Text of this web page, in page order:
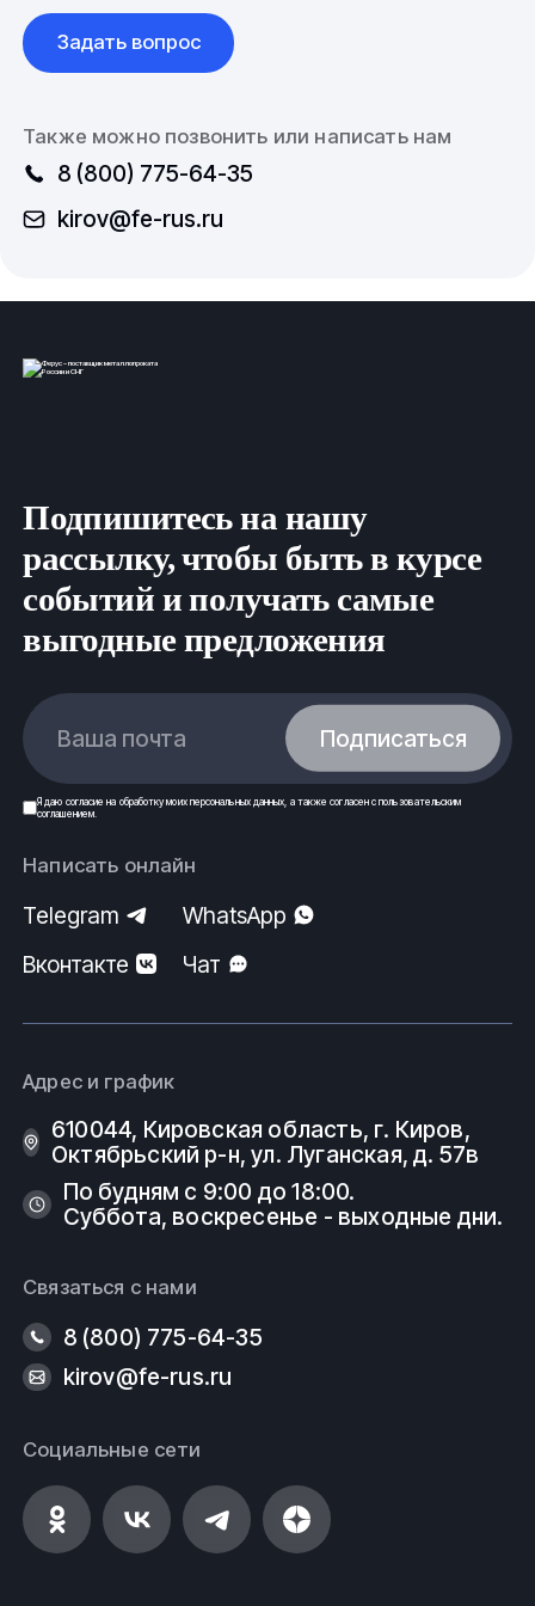
Задать вопрос
Также можно позвонить или написать нам
8 (800) 775-64-35
kirov@fe-rus.ru
Подпишитесь на нашу
рассылку, чтобы быть в курсе
событий и получать самые
выгодные предложения
Ваша почта Подписаться
Я даю согласие на обработку моих персональных данных , а также согласен спользовательским
соглашением.
Написать онлайн
Telegram
WhatsApp
Вконтакте
Чат
Адрес и график
610044, Кировская область, г. Киров, ​
Октябрьский р-н, ​ул. Луганская, д. 57в
По будням с 9:00 до 18:00.
Суббота, воскресенье - выходные дни.
Связаться с нами
8 (800) 775-64-35
kirov@fe-rus.ru
Социальные сети